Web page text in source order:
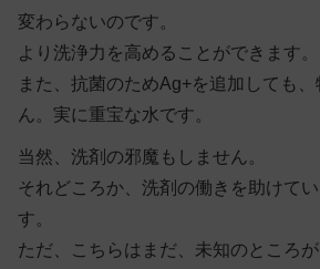
変わらないのです。
より洗浄力を高めることができます。
また、抗菌のためAg+を追加しても
ん。実に重宝な水です。
当然、洗剤の邪魔もしません。
それどころか、洗剤の働きを助けて
す。
ただ、こちらはまだ、未知のところ